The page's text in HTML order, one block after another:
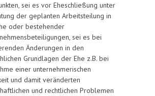
sei es vor Eheschließung unter
der geplanten Arbeitsteilung in
oder bestehender
sei es bei
Änderungen in den
Grundlagen der Ehe z.B. bei
einer unternehmerischen
und damit veränderten
und rechtlichen Problemen